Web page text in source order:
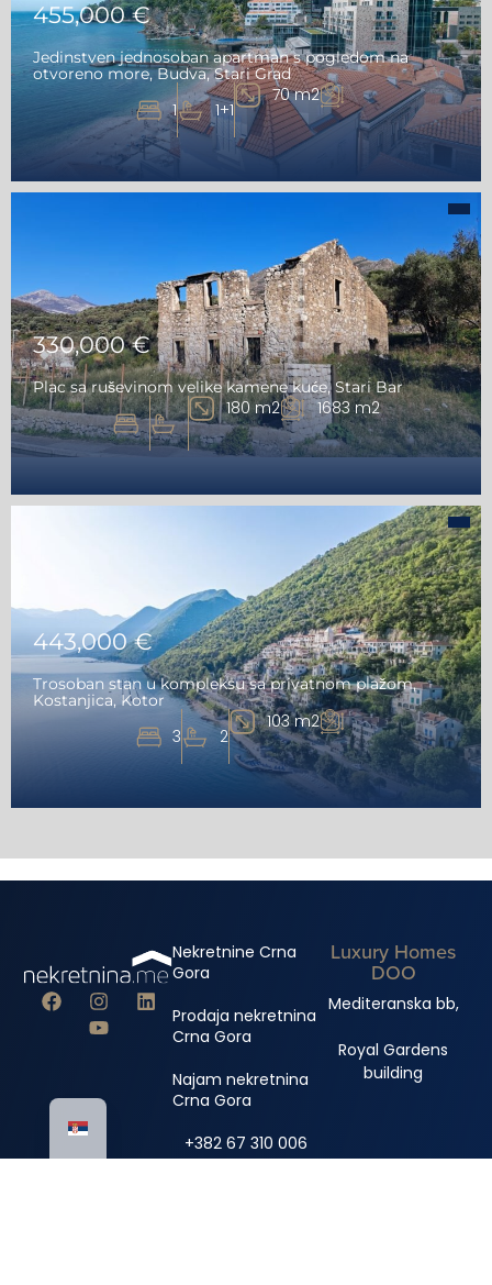
455,000 €
Jedinstven jednosoban apartman s pogledom na
otvoreno more, Budva, Stari Grad
1 1+1
70 m2
330,000 €
Plac sa ruševinom velike kamene kuće, Stari Bar
180 m2 1683 m2
443,000 €
Trosoban stan u kompleksu sa privatnom plažom,
Kostanjica, Kotor
3 2
103 m2
Nekretnine Crna
Gora
Prodaja nekretnina
Crna Gora
Najam nekretnina
Crna Gora
+382 67 310 006
Luxury Homes
DOO
Mediteranska bb,
Royal Gardens
building